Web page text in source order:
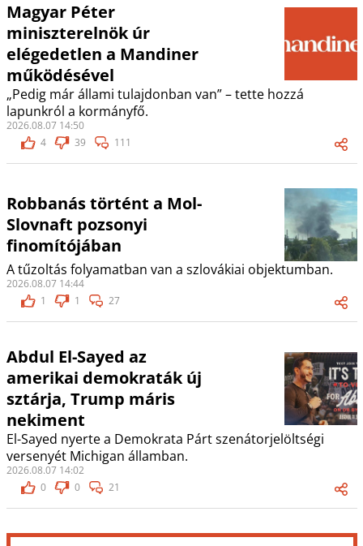
Magyar Péter
miniszterelnök úr
elégedetlen a Mandiner
működésével
„Pedig már állami tulajdonban van” – tette hozzá
lapunkról a kormányfő.
2026.08.07 14:50
4
39 111
Robbanás történt a Mol-
Slovnaft pozsonyi
finomítójában
A tűzoltás folyamatban van a szlovákiai objektumban.
2026.08.07 14:44
1
1 27
Abdul El-Sayed az
amerikai demokraták új
sztárja, Trump máris
nekiment
El-Sayed nyerte a Demokrata Párt szenátorjelöltségi
versenyét Michigan államban.
2026.08.07 14:02
0
0 21